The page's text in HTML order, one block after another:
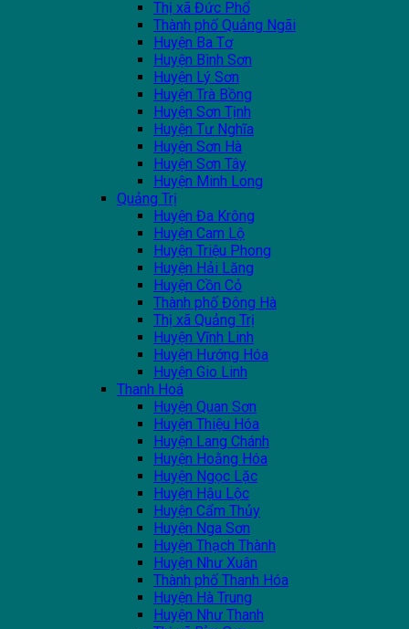
Thị xã Đức Phổ
Thành phố Quảng Ngãi
Huyện Ba Tơ
Huyện Bình Sơn
Huyện Lý Sơn
Huyện Trà Bồng
Huyện Sơn Tịnh
Huyện Tư Nghĩa
Huyện Sơn Hà
Huyện Sơn Tây
Huyện Minh Long
Quảng Trị
Huyện Đa Krông
Huyện Cam Lộ
Huyện Triệu Phong
Huyện Hải Lăng
Huyện Cồn Cỏ
Thành phố Đông Hà
Thị xã Quảng Trị
Huyện Vĩnh Linh
Huyện Hướng Hóa
Huyện Gio Linh
Thanh Hoá
Huyện Quan Sơn
Huyện Thiệu Hóa
Huyện Lang Chánh
Huyện Hoằng Hóa
Huyện Ngọc Lặc
Huyện Hậu Lộc
Huyện Cẩm Thủy
Huyện Nga Sơn
Huyện Thạch Thành
Huyện Như Xuân
Thành phố Thanh Hóa
Huyện Hà Trung
Huyện Như Thanh